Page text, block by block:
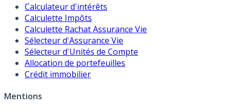
Calculateur d'intérêts
Calculette Impôts
Calculette Rachat Assurance Vie
Sélecteur d'Assurance Vie
Sélecteur d'Unités de Compte
Allocation de portefeuilles
Crédit immobilier
Mentions